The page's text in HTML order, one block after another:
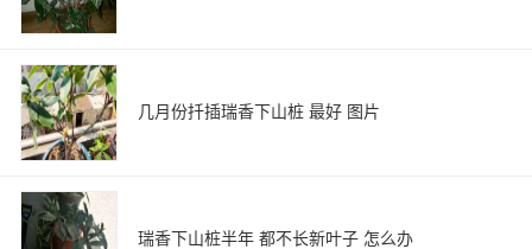
几月份扦插瑞香下山桩 最好 图片
瑞香下山桩半年 都不长新叶子 怎么办